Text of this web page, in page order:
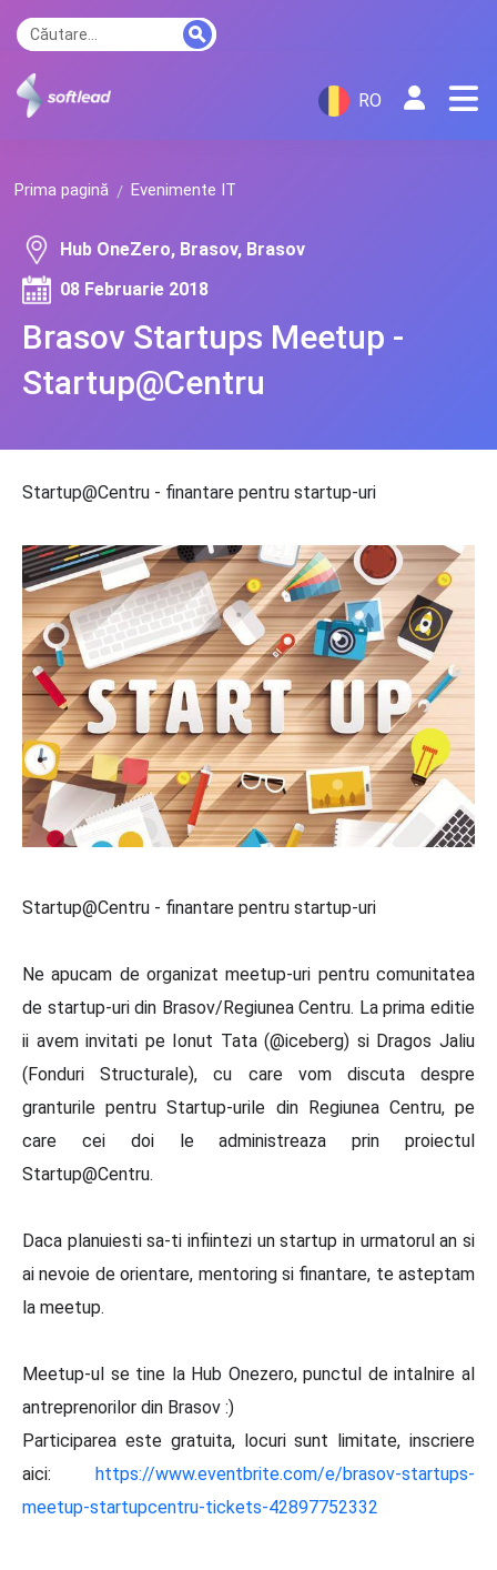
RO
Prima pagină Evenimente IT
Brasov Startups Meetup -
Startup@Centru
Hub OneZero, Brasov, Brasov
08 Februarie 2018
Startup@Centru - finantare pentru startup-uri
Startup@Centru - finantare pentru startup-uri
Ne apucam de organizat meetup-uri pentru comunitatea
de startup-uri din Brasov/Regiunea Centru. La prima editie
ii avem invitati pe Ionut Tata (@iceberg) si Dragos Jaliu
(Fonduri Structurale), cu care vom discuta despre
granturile pentru Startup-urile din Regiunea Centru, pe
care cei doi le administreaza prin proiectul
Startup@Centru.
Daca planuiesti sa-ti infiintezi un startup in urmatorul an si
ai nevoie de orientare, mentoring si finantare, te asteptam
la meetup.
Meetup-ul se tine la Hub Onezero, punctul de intalnire al
antreprenorilor din Brasov :)
Participarea este gratuita, locuri sunt limitate, inscriere
aici:
https://www.eventbrite.com/e/brasov-startups-
meetup-startupcentru-tickets-42897752332